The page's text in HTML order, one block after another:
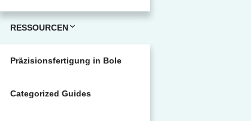
RESSOURCEN
Präzisionsfertigung in Bole
Categorized Guides